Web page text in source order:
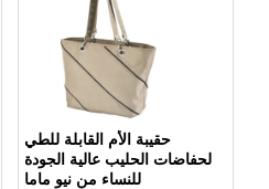
حقيبة الأم القابلة للطي
لحفاضات الحليب عالية الجودة
للنساء من نيو ماما